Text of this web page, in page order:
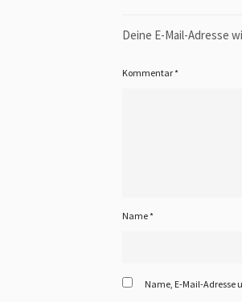
Deine E-Mail-Adresse
Kommentar*
Name*
Name, E-Mail-Adresse